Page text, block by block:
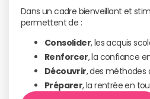
Dans un cadre bienveillant et
permettent de :
Consolider, les acquis
Renforcer, la confiance
Découvrir, des méthodes
Préparer, la rentrée en